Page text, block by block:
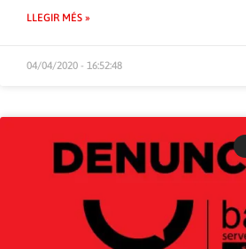
LLEGIR MÉS »
04/04/2020 - 16:52:48